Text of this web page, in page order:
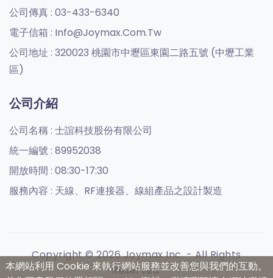
公司傳真 : 03-433-6340
電子信箱 : Info@joymax.com.tw
公司地址 : 320023 桃園市中壢區東園二路五號 (中壢工業
區)
公司介紹
公司名稱 : 士誼科技股份有限公司
統一編號 : 89952038
開放時間 : 08:30-17:30
服務內容 : 天線、RF連接器、線組產品之設計製造
Copyright © 2026 Joymax Inc. - All Rights
Reserved.
本網站利用 Cookie 來執行網站服務並改善您與我們的互動。